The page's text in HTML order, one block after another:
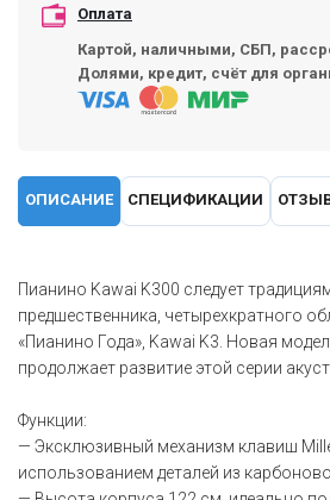
Оплата
Картой, наличными, СБП,
Долями, кредит, счёт для
ОПИСАНИЕ СПЕЦИФИКАЦИИ
Пианино Kawai K300 следует
предшественника, четырехкратного
«Пианино Года», Kawai K3. Новая
продолжает развитие этой серии
Функции:
— Эксклюзивный механизм клавиш
использованием деталей из